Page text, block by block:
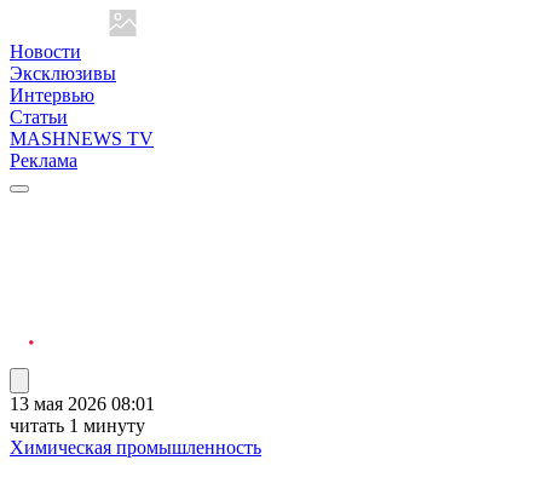
Новости
Эксклюзивы
Интервью
Статьи
MASHNEWS TV
Реклама
13 мая 2026 08:01
читать 1 минуту
Химическая промышленность